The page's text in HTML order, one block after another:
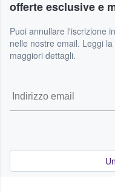
offerte esclusive e
Puoi annullare l'iscrizione
nelle nostre email. Leggi
maggiori dettagli.